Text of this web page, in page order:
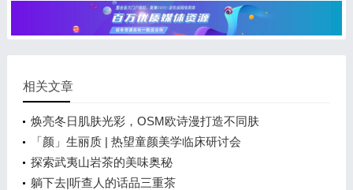
相关文章
焕亮冬日肌肤光彩，OSM欧诗漫打造不同肤
「颜」生丽质 | 热望童颜美学临床研讨会
探索武夷山岩茶的美味奥秘
躺下去|听查人的话品三重茶